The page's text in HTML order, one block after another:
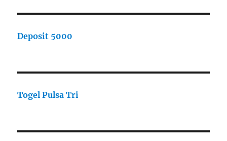
Deposit 5000
Togel Pulsa Tri